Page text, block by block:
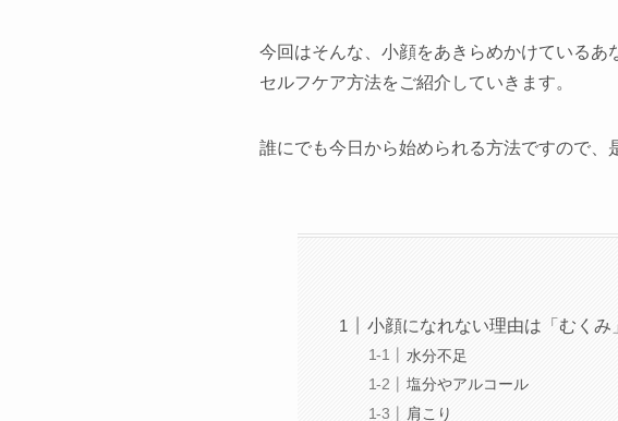
今回はそんな、小顔をあきらめかけている
セルフケア方法をご紹介していきます。
誰にでも今日から始められる方法ですので、
小顔になれない理由は「むくみ
水分不足
塩分やアルコール
肩こり